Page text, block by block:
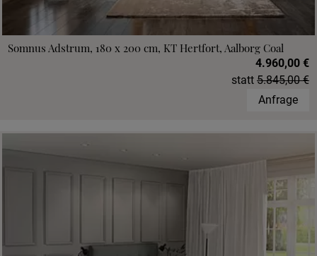
Somnus Adstrum, 180 x 200 cm, KT Hertfort, Aalborg Coal
4.960,00 €
statt 5.845,00 €
Anfrage